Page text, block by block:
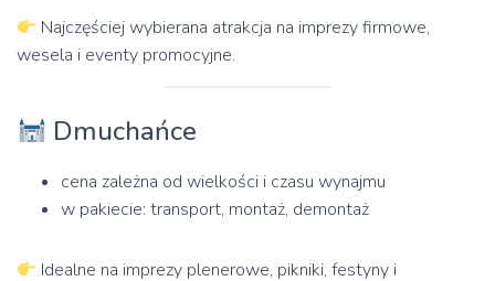
Najczęściej wybierana atrakcja na imprezy firmowe,
wesela i eventy promocyjne.
Dmuchańce
cena zależna od wielkości i czasu wynajmu
w pakiecie: transport, montaż, demontaż
Idealne na imprezy plenerowe, pikniki, festyny i